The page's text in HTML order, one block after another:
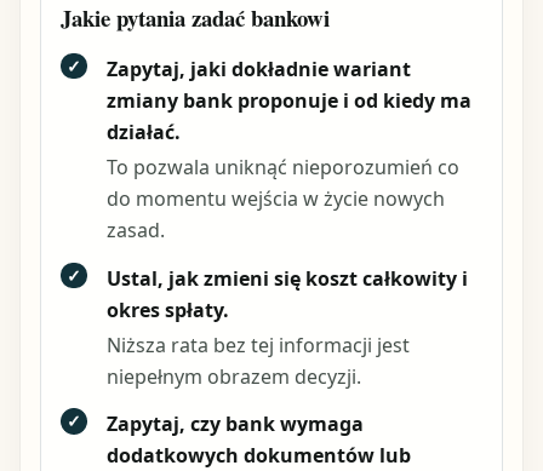
Jakie pytania zadać bankowi
✓
Zapytaj, jaki dokładnie wariant
zmiany bank proponuje i od kiedy ma
działać.
To pozwala uniknąć nieporozumień co
do momentu wejścia w życie nowych
zasad.
✓
Ustal, jak zmieni się koszt całkowity i
okres spłaty.
Niższa rata bez tej informacji jest
niepełnym obrazem decyzji.
✓
Zapytaj, czy bank wymaga
dodatkowych dokumentów lub